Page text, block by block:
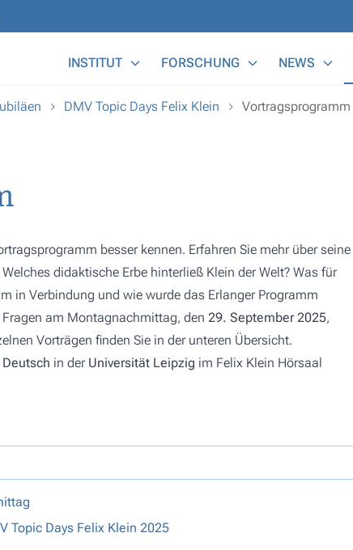
INSTITUT FORSCHUNG NEWS
DMV Topic Days Felix Klein Vortragsprogramm
besser kennen. Erfahren Sie mehr über seine
didaktische Erbe hinterließ Klein der Welt? Was für
in Verbindung und wie wurde das Erlanger Programm
am Montagnachmittag, den 29. September 2025,
Vorträgen finden Sie in der unteren Übersicht.
in der Universität Leipzig im Felix Klein Hörsaal
Topic Days Felix Klein 2025